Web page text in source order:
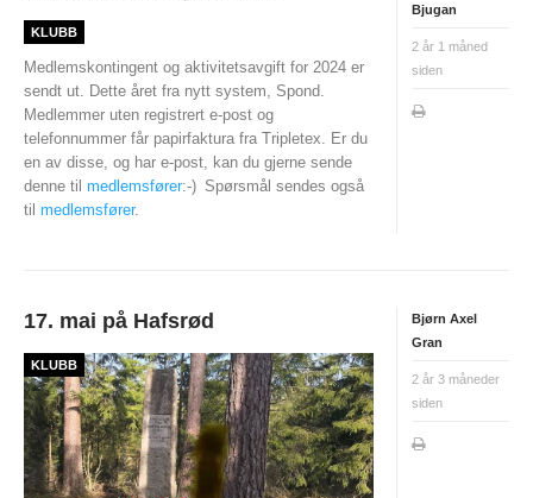
KLUBB
Medlemskontingent og aktivitetsavgift for 2024 er
sendt ut. Dette året fra nytt system, Spond.
Medlemmer uten registrert e-post og
telefonnummer får papirfaktura fra Tripletex. Er du
en av disse, og har e-post, kan du gjerne sende
denne til medlemsfører:-) Spørsmål sendes også
til medlemsfører.
Bjugan
2 år 1 måned
siden
17. mai på Hafsrød
KLUBB
Bjørn Axel
Gran
2 år 3 måneder
siden